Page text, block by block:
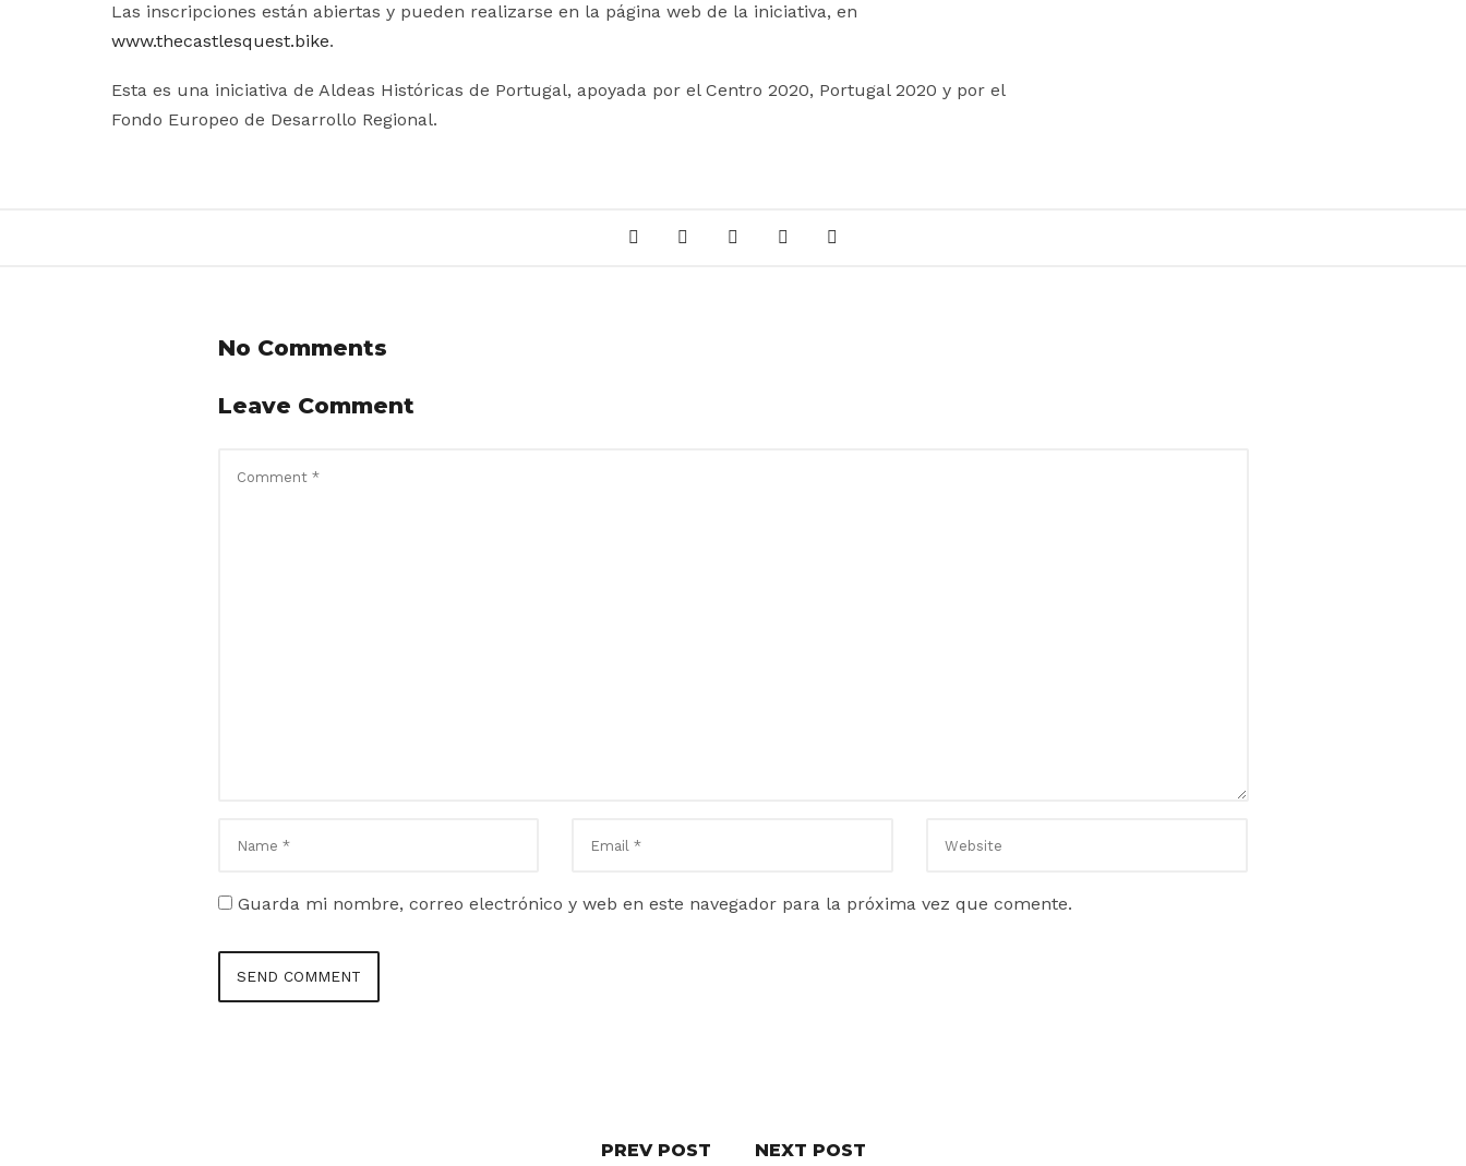
Las inscripciones están abiertas y pueden realizarse en la página web de la iniciativa, en
www.thecastlesquest.bike.
Esta es una iniciativa de Aldeas Históricas de Portugal, apoyada por el Centro 2020, Portugal 2020 y por el
Fondo Europeo de Desarrollo Regional.
No Comments
Leave Comment
Guarda mi nombre, correo electrónico y web en este navegador para la próxima vez que comente.
PREV POST NEXT POST